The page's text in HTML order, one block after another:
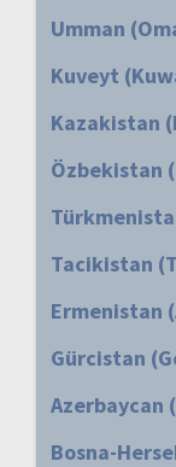
Umman
Kuveyt
Kazakistan
Özbekistan
Tacikistan
Ermenistan
Gürcistan
Azerbaycan
Bosna-